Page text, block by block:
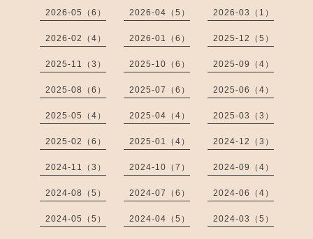
2026-05（6） 2026-04（5） 2026-03（1）
2026-02（4） 2026-01（6） 2025-12（5）
2025-11（3） 2025-10（6） 2025-09（4）
2025-08（6） 2025-07（6） 2025-06（4）
2025-05（4） 2025-04（4） 2025-03（3）
2025-02（6） 2025-01（4） 2024-12（3）
2024-11（3） 2024-10（7） 2024-09（4）
2024-08（5） 2024-07（6） 2024-06（4）
2024-05（5） 2024-04（5） 2024-03（5）